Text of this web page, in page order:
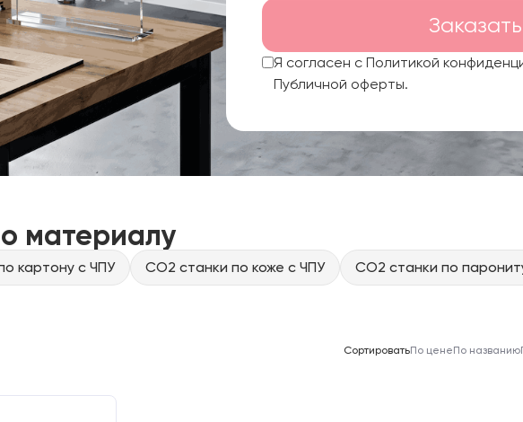
Я согласен с Политикой
Публичной оферты.
материалу
картону с ЧПУ CO2 станки по коже с ЧПУ CO2 станки по
СортироватьПо ценеПо названию